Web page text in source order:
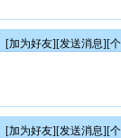
[加为好友][发送消息][
[加为好友][发送消息][